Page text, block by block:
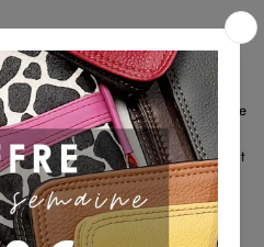
THINK ABOUT
et recyclés avec un savoir-faire
clients louent l'originalité,
client réactif. Certains remarquent
des problè...
REVIEWS.